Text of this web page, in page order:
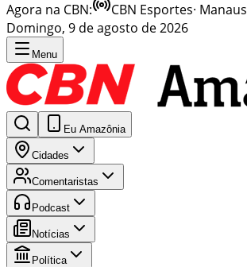
Agora na CBN:
CBN Esportes· Manaus
Domingo, 9 de agosto de 2026
Menu
Eu Amazônia
Cidades
Comentaristas
Podcast
Notícias
Política